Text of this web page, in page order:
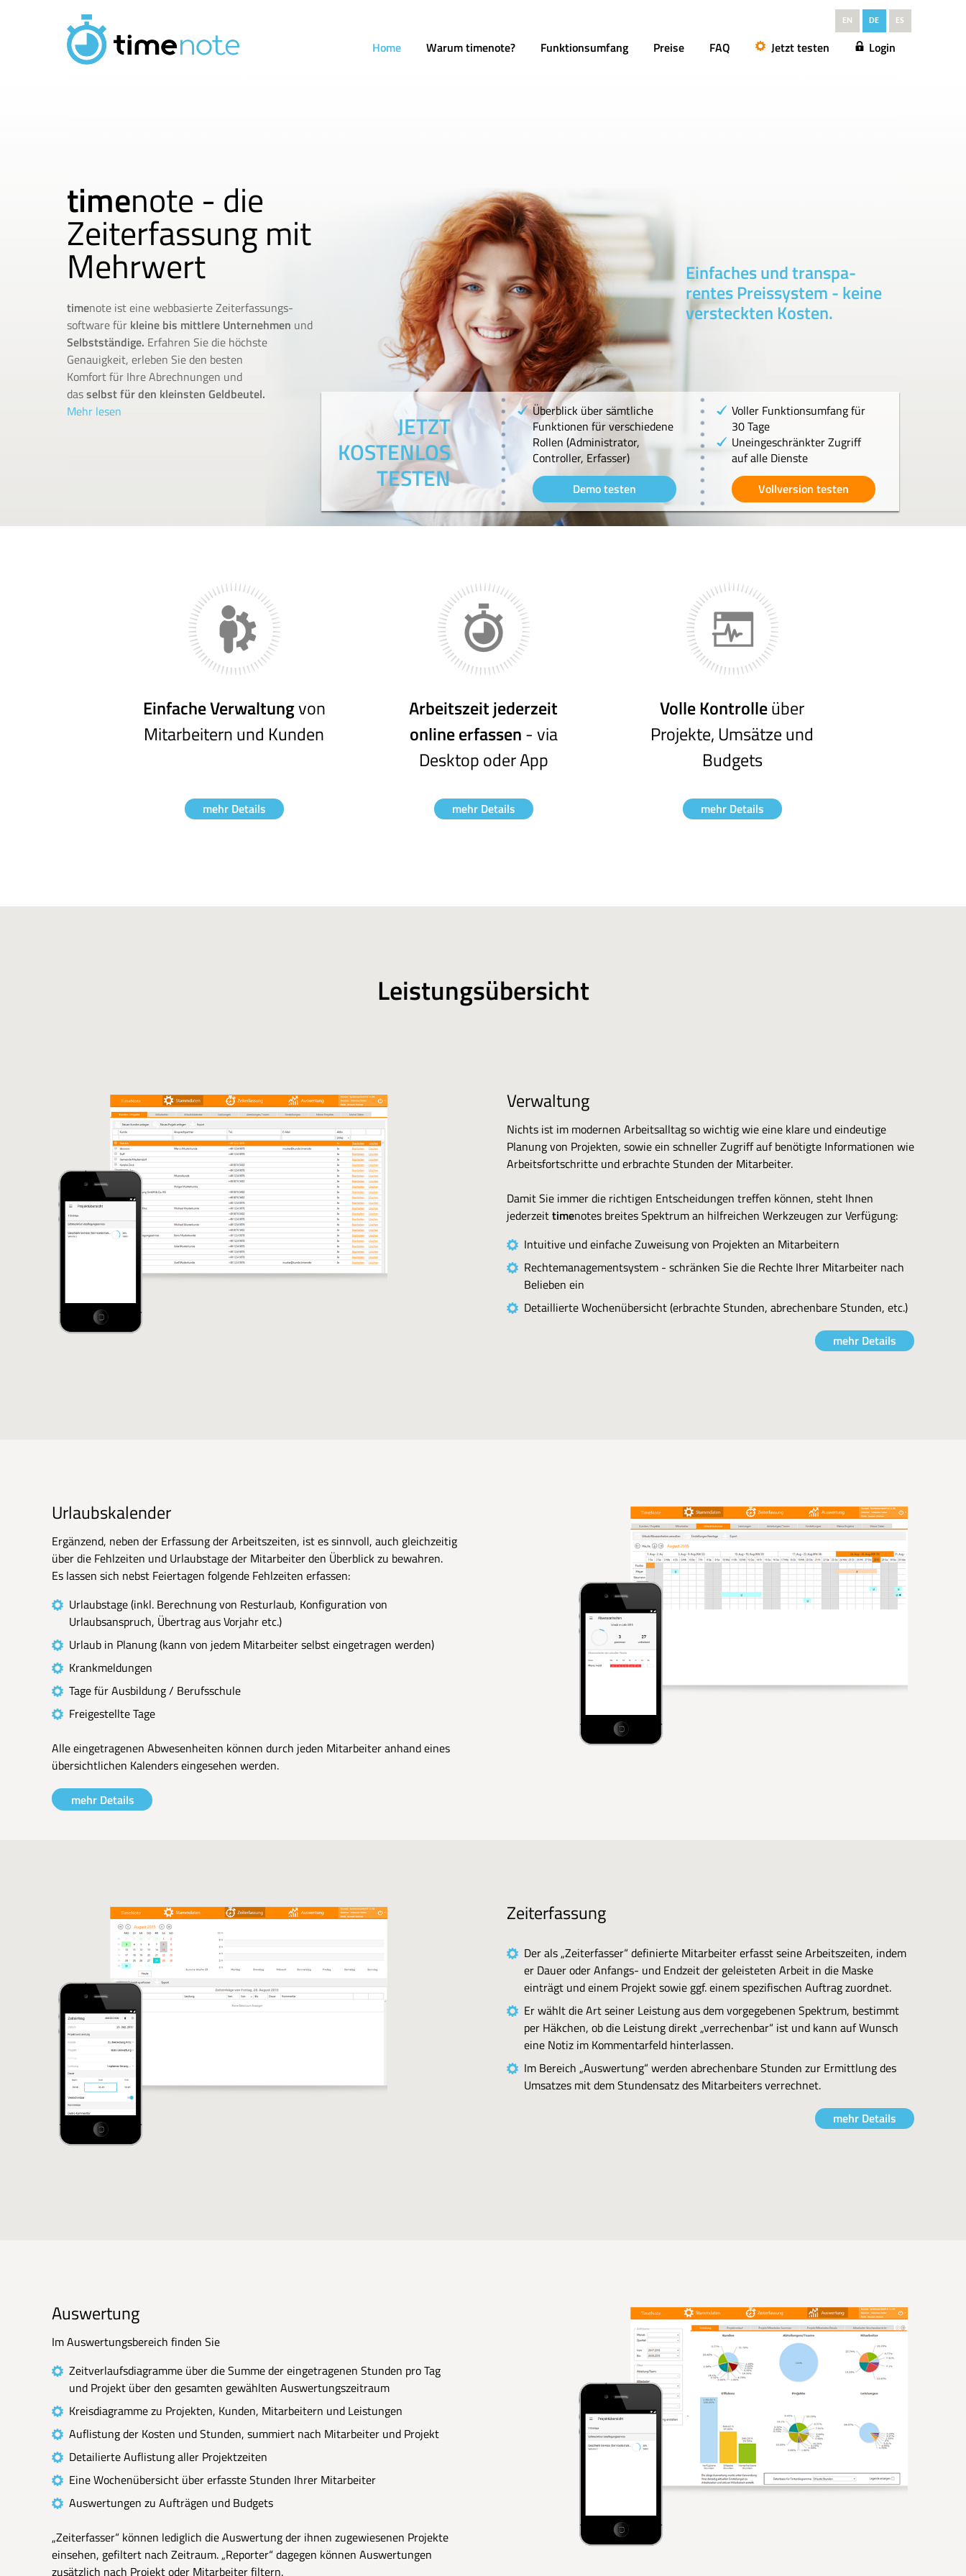
EN DE ES
Home Warum timenote? Funktionsumfang Preise FAQ Jetzt testen Login
timenote - die
Zeiterfassung mit
Mehrwert
timenote ist eine webbasierte Zeiterfassungs-
software für kleine bis mittlere Unternehmen und
Selbstständige. Erfahren Sie die höchste
Genauigkeit, erleben Sie den besten
Komfort für Ihre Abrechnungen und
dasselbst für den kleinsten Geldbeutel.
Mehr lesen
Einfaches und transpa-
rentes Preissystem - keine
versteckten Kosten.
Übersichtlich und flexibel:
das kommt bei allen
Mitarbeitern gut an!
Voller Funktionsumfang für
30 Tage
Uneingeschränkter Zugriff
auf alle Dienste
Vollversion testen
Überblick über sämtliche
Funktionen für verschiedene
Rollen (Administrator,
Controller, Erfasser)
Demo testen
JETZT
KOSTENLOS
TESTEN
Einfache Verwaltungvon
Mitarbeitern und Kunden
mehr Details
Arbeitszeit jederzeit
online erfassen- via
Desktop oder App
mehr Details
Volle Kontrolleüber
Projekte, Umsätze und
Budgets
mehr Details
Leistungsübersicht
Verwaltung
Nichts ist im modernen Arbeitsalltag so wichtig wie eine klare und eindeutige
Planung von Projekten, sowie ein schneller Zugriff auf benötigte Informationen wie
Arbeitsfortschritte und erbrachte Stunden der Mitarbeiter.
Damit Sie immer die richtigen Entscheidungen treffen können, steht Ihnen
jederzeittimenotes breites Spektrum an hilfreichen Werkzeugen zur Verfügung:
Intuitive und einfache Zuweisung von Projekten an Mitarbeitern
Rechtemanagementsystem - schränken Sie die Rechte Ihrer Mitarbeiter nach
Belieben ein
Detaillierte Wochenübersicht (erbrachte Stunden, abrechenbare Stunden, etc.)
mehr Details
Urlaubskalender
Ergänzend, neben der Erfassung der Arbeitszeiten, ist es sinnvoll, auch gleichzeitig
über die Fehlzeiten und Urlaubstage der Mitarbeiter den Überblick zu bewahren.
Es lassen sich nebst Feiertagen folgende Fehlzeiten erfassen:
Urlaubstage (inkl. Berechnung von Resturlaub, Konfiguration von
Urlaubsanspruch, Übertrag aus Vorjahr etc.)
Urlaub in Planung (kann von jedem Mitarbeiter selbst eingetragen werden)
Krankmeldungen
Tage für Ausbildung / Berufsschule
Freigestellte Tage
Alle eingetragenen Abwesenheiten können durch jeden Mitarbeiter anhand eines
übersichtlichen Kalenders eingesehen werden.
mehr Details
Zeiterfassung
Der als „Zeiterfasser“ definierte Mitarbeiter erfasst seine Arbeitszeiten, indem
er Dauer oder Anfangs- und Endzeit der geleisteten Arbeit in die Maske
einträgt und einem Projekt sowie ggf. einem spezifischen Auftrag zuordnet.
Er wählt die Art seiner Leistung aus dem vorgegebenen Spektrum, bestimmt
per Häkchen, ob die Leistung direkt „verrechenbar“ ist und kann auf Wunsch
eine Notiz im Kommentarfeld hinterlassen.
Im Bereich „Auswertung“ werden abrechenbare Stunden zur Ermittlung des
Umsatzes mit dem Stundensatz des Mitarbeiters verrechnet.
mehr Details
Auswertung
Im Auswertungsbereich finden Sie
Zeitverlaufsdiagramme über die Summe der eingetragenen Stunden pro Tag
und Projekt über den gesamten gewählten Auswertungszeitraum
Kreisdiagramme zu Projekten, Kunden, Mitarbeitern und Leistungen
Auflistung der Kosten und Stunden, summiert nach Mitarbeiter und Projekt
Detailierte Auflistung aller Projektzeiten
Eine Wochenübersicht über erfasste Stunden Ihrer Mitarbeiter
Auswertungen zu Aufträgen und Budgets
„Zeiterfasser“ können lediglich die Auswertung der ihnen zugewiesenen Projekte
einsehen, gefiltert nach Zeitraum. „Reporter“ dagegen können Auswertungen
zusätzlich nach Projekt oder Mitarbeiter filtern.